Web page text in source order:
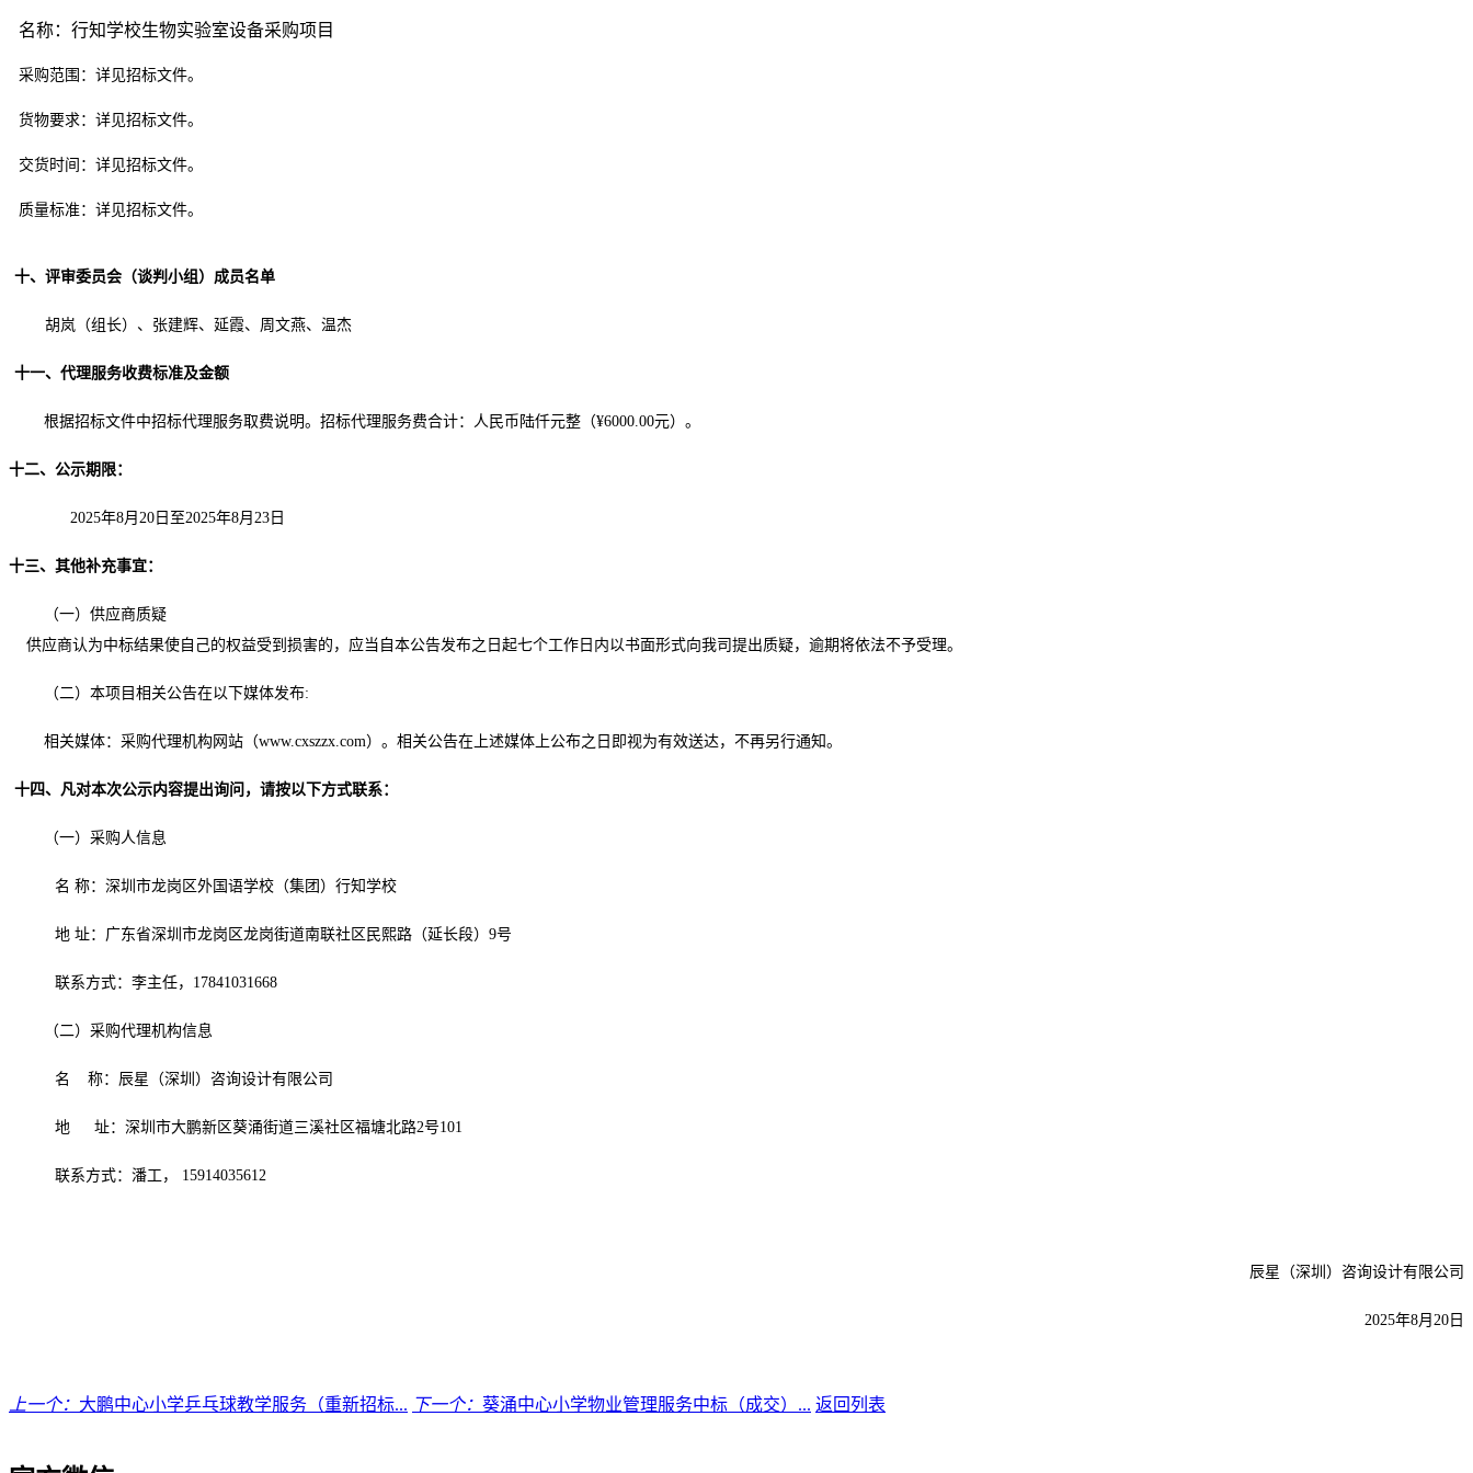
名称： 行知学校生物实验室设备采购项目
采购范围：详见招标文件。
货物要求：详见招标文件。
交货时间：详见招标文件。
质量标准：详见招标文件。
十、评审委员会（谈判小组）成员名单
胡岚（组长）、张建辉、延霞、周文燕、温杰
十一、代理服务收费标准及金额
根据招标文件中招标代理服务取费说明。招标代理服务费合计：人民币 陆仟元整（¥6000 .00元）。
十二、公示期限：
2025年8月 20 日 至2025年8月 23 日
十三、其他补充事宜：
（一）供应商质疑
供应商认为中标结果使自己的权益受到损害的，应当自本公告发布之日起七个工作日内以书面形式向我司提出质疑，逾期将依法不予受理。
（二）本项目相关公告在以下媒体发布:
相关媒体：采购代理机构网站（www.cxszzx.com）。相关公告在上述媒体上公布之日即视为有效送达，不再另行通知。
十四、凡对本次公示内容提出询问，请按以下方式联系：
（一）采购人信息
名 称： 深圳市龙岗区外国语学校（集团）行知学校
地 址： 广东省深圳市龙岗区龙岗街道南联社区民熙路（延长段） 9号
联系方式：李主任， 17841031668
（二）采购代理机构信息
名 称：辰星（深圳）咨询设计有限公司
地 址：深圳市大鹏新区葵涌街道三溪社区福塘北路2号101
联系方式：潘工， 15914035612
辰星（深圳）咨询设计有限公司
2025年8月 20 日
上一个： 大鹏中心小学乒乓球教学服务（重新招标... 下一个： 葵涌中心小学物业管理服务中标（成交）... 返回列表